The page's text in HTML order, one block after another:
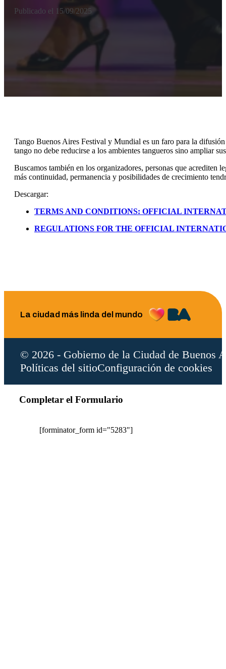
Publicado el 15/09/2025
Tango Buenos Aires Festival y Mundial es un faro para la
tango no debe reducirse a los ambientes tangueros sino ampliar
Buscamos también en los organizadores, personas que acrediten
más continuidad, permanencia y posibilidades de crecimiento
Descargar:
TERMS AND CONDITIONS: OFFICIAL
REGULATIONS FOR THE OFFICIAL
La ciudad más linda del mundo
© 2026 - Gobierno de la Ciudad de Buenos
Políticas del sitioConfiguración de cookies
Completar el Formulario
[forminator_form id="5283"]